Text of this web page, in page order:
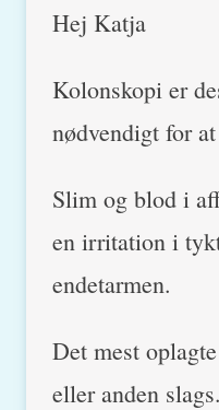
Hej Katja
Kolonskopi er
nødvendigt for
Slim og blod i
en irritation i
endetarmen.
Det mest
eller anden